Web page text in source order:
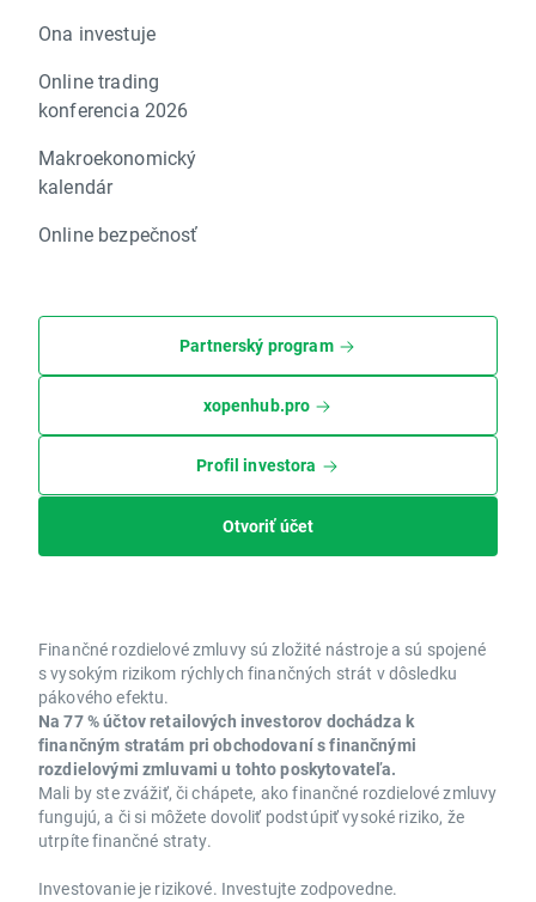
Ona investuje
Online trading
konferencia 2026
Makroekonomický
kalendár
Online bezpečnosť
Partnerský program
xopenhub.pro
Profil investora
Otvoriť účet
Finančné rozdielové zmluvy sú zložité nástroje a sú spojené
s vysokým rizikom rýchlych finančných strát v dôsledku
pákového efektu.
Na 77 % účtov retailových investorov dochádza k
finančným stratám pri obchodovaní s finančnými
rozdielovými zmluvami u tohto poskytovateľa.
Mali by ste zvážiť, či chápete, ako finančné rozdielové zmluvy
fungujú, a či si môžete dovoliť podstúpiť vysoké riziko, že
utrpíte finančné straty.
Investovanie je rizikové. Investujte zodpovedne.